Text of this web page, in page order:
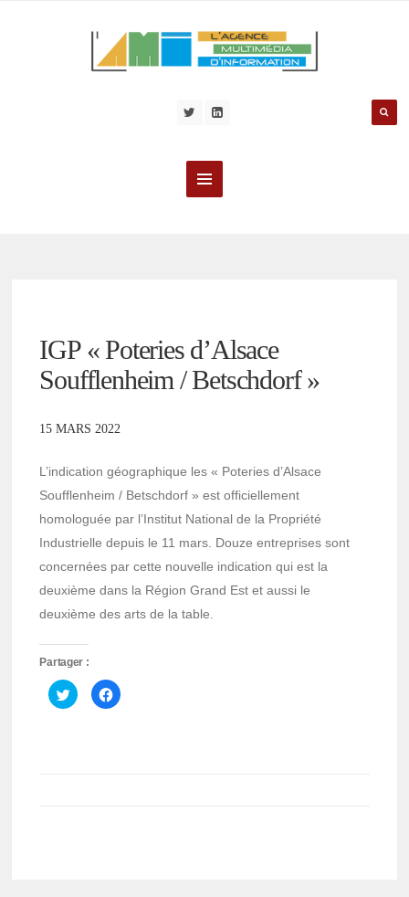
IGP « Poteries d’Alsace
Soufflenheim / Betschdorf »
15 MARS 2022
L’indication géographique les « Poteries d’Alsace
Soufflenheim / Betschdorf » est officiellement
homologuée par l’Institut National de la Propriété
Industrielle depuis le 11 mars. Douze entreprises sont
concernées par cette nouvelle indication qui est la
deuxième dans la Région Grand Est et aussi le
deuxième des arts de la table.
Partager :
Cliquez
pour
partager
Cliquez
pour